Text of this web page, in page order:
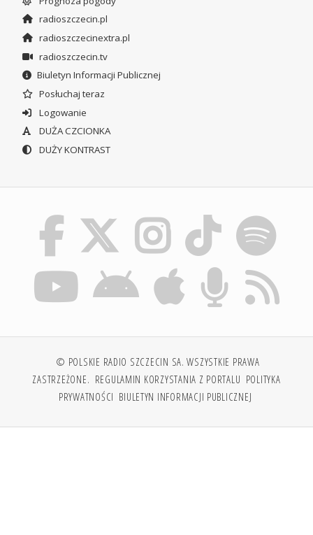
radioszczecin.pl
radioszczecinextra.pl
radioszczecin.tv
Biuletyn Informacji Publicznej
Posłuchaj teraz
Logowanie
DUŻA CZCIONKA
DUŻY KONTRAST
© POLSKIE RADIO SZCZECIN SA. WSZYSTKIE PRAWA
ZASTRZEŻONE. REGULAMIN KORZYSTANIA Z PORTALU POLITYKA
PRYWATNOŚCI BIULETYN INFORMACJI PUBLICZNEJ